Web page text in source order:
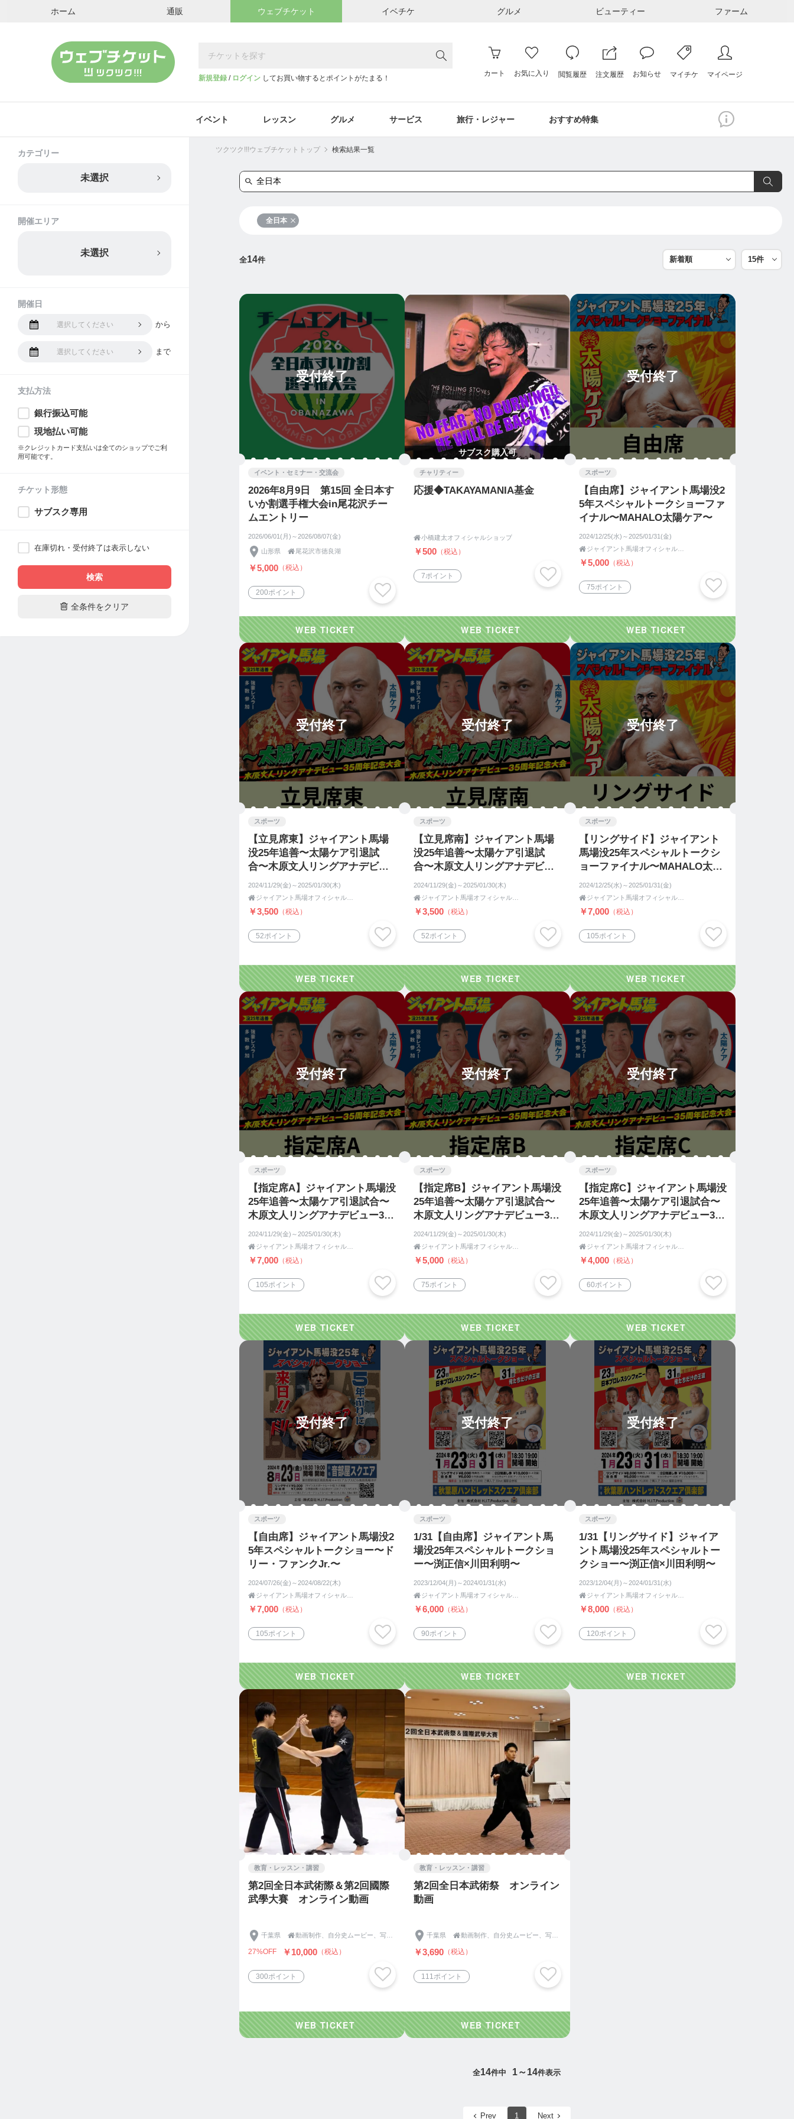
ホーム 通販 ウェブチケット イベチケ グルメ ビューティー ファーム
新規登録 / ログイン してお買い物するとポイントがたまる！
カート お気に入り 閲覧履歴 注文履歴 お知らせ マイチケ マイページ
イベント レッスン グルメ サービス 旅行・レジャー おすすめ特集
ツクツク!!!ウェブチケットトップ 検索結果一覧
全日本
全14件
受付終了
イベント・セミナー・交流会
2026年8月9日 第15回 全日本す
いか割選手権大会in尾花沢チー
ムエントリー
2026/06/01(月)～2026/08/07(金)
山形県 尾花沢市徳良湖
￥5,000 （税込）
200ポイント
サブスク購入可
チャリティー
応援◆TAKAYAMANIA基金
小橋建太オフィシャルショップ
￥500 （税込）
7ポイント
受付終了
スポーツ
【自由席】ジャイアント馬場没2
5年スペシャルトークショーファ
イナル〜MAHALO太陽ケア〜
2024/12/25(水)～2025/01/31(金)

￥5,000 （税込）
75ポイント
受付終了
スポーツ
【立見席東】ジャイアント馬場
没25年追善〜太陽ケア引退試
合〜木原文人リングアナデビュ
ー35周年記念大会
2024/11/29(金)～2025/01/30(木)

￥3,500 （税込）
52ポイント
受付終了
スポーツ
【立見席南】ジャイアント馬場
没25年追善〜太陽ケア引退試
合〜木原文人リングアナデビュ
ー35周年記念大会
2024/11/29(金)～2025/01/30(木)

￥3,500 （税込）
52ポイント
受付終了
スポーツ
【リングサイド】ジャイアント
馬場没25年スペシャルトークシ
ョーファイナル〜MAHALO太陽
2024/12/25(水)～2025/01/31(金)

￥7,000 （税込）
105ポイント
受付終了
スポーツ
【指定席A】ジャイアント馬場没
25年追善〜太陽ケア引退試合〜
木原文人リングアナデビュー35
周年記念大会
2024/11/29(金)～2025/01/30(木)

￥7,000 （税込）
105ポイント
受付終了
スポーツ
【指定席B】ジャイアント馬場没
25年追善〜太陽ケア引退試合〜
木原文人リングアナデビュー35
周年記念大会
2024/11/29(金)～2025/01/30(木)

￥5,000 （税込）
75ポイント
受付終了
スポーツ
【指定席C】ジャイアント馬場没
25年追善〜太陽ケア引退試合〜
木原文人リングアナデビュー35
周年記念大会
2024/11/29(金)～2025/01/30(木)

￥4,000 （税込）
60ポイント
受付終了
スポーツ
【自由席】ジャイアント馬場没2
5年スペシャルトークショー〜ド
リー・ファンクJr.〜
2024/07/26(金)～2024/08/22(木)

￥7,000 （税込）
105ポイント
受付終了
スポーツ
1/31【自由席】ジャイアント馬
場没25年スペシャルトークショ
ー〜渕正信×川田利明〜
2023/12/04(月)～2024/01/31(水)

￥6,000 （税込）
90ポイント
受付終了
スポーツ
1/31【リングサイド】ジャイア
ント馬場没25年スペシャルトー
クショー〜渕正信×川田利明〜
2023/12/04(月)～2024/01/31(水)

￥8,000 （税込）
120ポイント
教育・レッスン・講習
第2回全日本武術際＆第2回國際
武學大賽 オンライン動画
千葉県 
27%OFF ￥10,000 （税込）
300ポイント
教育・レッスン・講習
第2回全日本武術祭 オンライン
動画
千葉県 
￥3,690 （税込）
111ポイント
全14件中 1～14件表示
Prev 1 Next
カテゴリー
未選択
開催エリア
未選択
開催日
選択してください から
選択してください まで
支払方法
銀行振込可能
現地払い可能
※クレジットカード支払いは全てのショップでご利
用可能です。
チケット形態
サブスク専用
在庫切れ・受付終了は表示しない
検索
 全条件をクリア